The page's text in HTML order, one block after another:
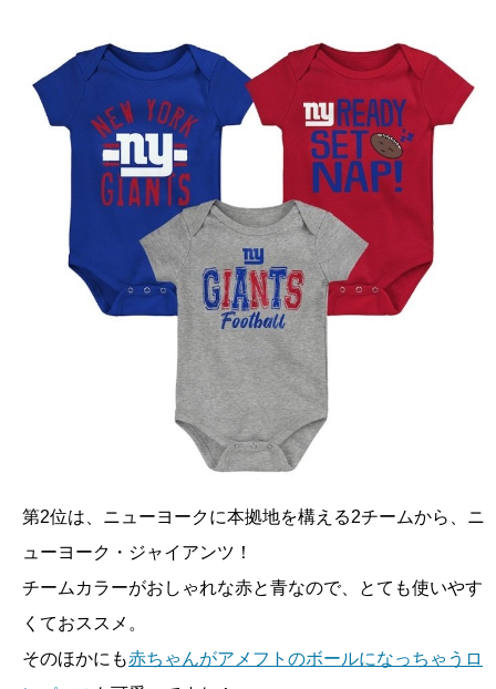
第2位は、ニューヨークに本拠地を構える2チームから、ニ
ューヨーク・ジャイアンツ！
チームカラーがおしゃれな赤と青なので、とても使いやす
くておススメ。
そのほかにも赤ちゃんがアメフトのボールになっちゃうロ